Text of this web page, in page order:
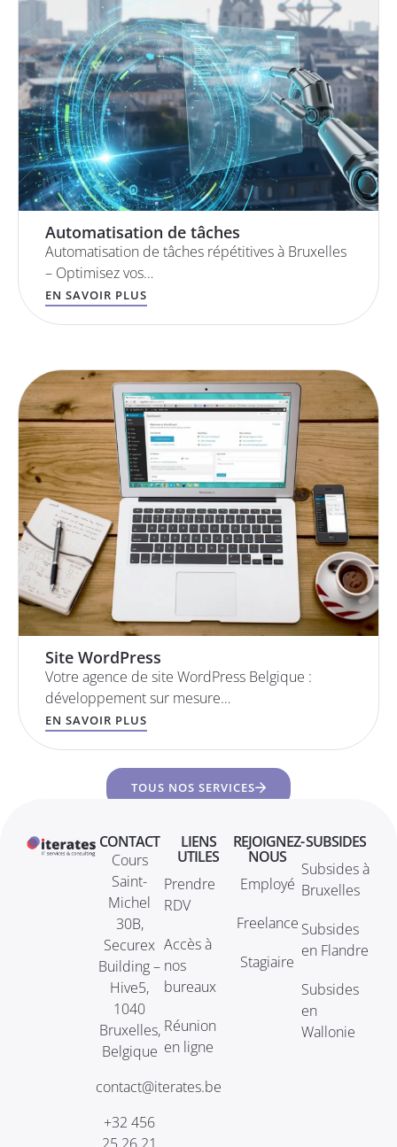
Automatisation de tâches
Automatisation de tâches répétitives à Bruxelles
– Optimisez vos…
EN SAVOIR PLUS
Site WordPress
Votre agence de site WordPress Belgique :
développement sur mesure…
EN SAVOIR PLUS
TOUS NOS SERVICES
CONTACT
Cours
Saint-
Michel
30B,
Securex
Building –
Hive5,
1040
Bruxelles,
Belgique
contact@iterates.be
+32 456
25 26 21
LIENS
UTILES
Prendre
RDV
Accès à
nos
bureaux
Réunion
en ligne
REJOIGNEZ-
NOUS
Employé
Freelance
Stagiaire
SUBSIDES
Subsides à
Bruxelles
Subsides
en Flandre
Subsides
en
Wallonie